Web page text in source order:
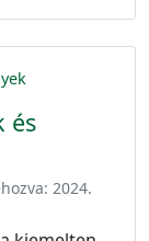
és
2024.